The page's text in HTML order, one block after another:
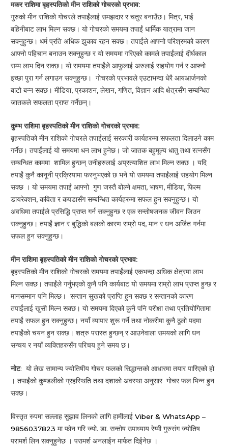
मकर राशिमा बृहस्पतिको मीन राशिको गोचरको प्रभाव:
गुरुको मीन राशिको गोचरले तपाईंलाई समझदार र चतुर बनाउँछ। मित्र, भाई
बहिनीबाट लाभ मिल्न सक्छ। यो गोचरको समयमा तपाईं धार्मिक यात्रामा जान
सक्नुहुन्छ। धर्म प्रति अधिक झुकाव रहन सक्छ। तपाईंले आफ्नो परिश्रमको कारण
आफ्नो पहिचान बनाउन सक्नुहुन्छ र यो समयमा गरिएको कामले तपाईंलाई दीर्घकाल
सम्म लाभ दिन सक्छ। यो समयमा तपाईंले आफुलाई अरुलाई सहयोग गर्न र आफ्नो
इच्छा पुरा गर्न लगाउन सक्नुहुन्छ। गोचरको प्रभावले एउटाभन्दा धेरै आयआर्जनको
बाटो बन्न सक्छ। मीडिया, प्रकाशन, लेखन, गणित, विज्ञान आदि क्षेत्रसँग सम्बन्धित
जातकले सफलता प्राप्त गर्नेछन्।
कुम्भ राशिमा बृहस्पतिको मीन राशिको गोचरको प्रभाव:
बृहस्पतिको मीन राशिको गोचरले तपाईंलाई सरकारी कार्यहरुमा सफलता दिलाउने काम
गर्नेछ। तपाईंलाई यो समयमा धन लाभ हुनेछ। जो जातक बहुमूल्य धातु तथा रत्नसँग
सम्बन्धित काममा शामिल हुन्छन् उनीहरुलाई अप्रत्याशित लाभ मिल्न सक्छ । यदि
तपाईं कुनै कानूनी प्रक्रियामा फस्नुभएको छ भने यो समयमा तपाईंलाई सहयोग मिल्न
सक्छ । यो समयमा तपाईं आफ्नो गुण जस्तै बोल्ने क्षमता, भाषण, मीडिया, फिल्म
डायरेक्शन, कविता र कपडासँग सम्बन्धित कार्यहरुमा सफल हुन सक्नुहुन्छ। यो
अवधिमा तपाईंले प्रसिद्धि प्राप्त गर्न सक्नुहुन्छ र एक सन्तोषजनक जीवन जिउन
सक्नुहुन्छ। तपाईं ज्ञान र बुद्धिको बलको कारण राम्रो पद, मान र धन अर्जित गर्नमा
सफल हुन सक्नुहुन्छ।
मीन राशिमा बृहस्पतिको मीन राशिको गोचरको प्रभाव:
बृहस्पतिको मीन राशिको गोचरको समयमा तपाईंलाई एकभन्दा अधिक क्षेत्रमा लाभ
मिल्न सक्छ। तपाईंले गर्नुभएको कुनै पनि कार्यबाट यो समयमा राम्रो लाभ प्राप्त हुन्छ र
मानसम्मान पनि मिल्छ। सन्तान सुखको प्राप्ति हुन सक्छ र सन्तानको कारण
तपाईंलाई खुसी मिल्न सक्छ। यो समयमा दिएको कुनै पनि परीक्षा तथा प्रतियोगितामा
तपाईं सफल हुन सक्नुहुन्छ। नयाँ व्यापार शुरू गर्ने तथा नोकरीमा कुनै ठूलो पदमा
तपाईंको चयन हुन सक्छ। शत्रु परास्त हुन्छन् र आउनेवाला समयको लागि धन
सन्चय र नयाँ व्यक्तिहरुसँग परिचय हुने समय छ।
नोट: यो लेख सामान्य ज्योतिषीय गोचर फलको सिद्धान्तको आधारमा तयार पारिएको हो
। तपाईंको कुण्डलीको ग्रहस्थिति तथा दशाको अवस्था अनुसार गोचर फल भिन्न हुन
सक्छ।
विस्तृत रुपमा सल्लाह सुझाव लिनको लागि हामीलाईViber & WhatsApp –
9856037823 मा फोन गरि ज्यो. डा. सन्तोष उपाध्याय रेग्मी गुरुसंग ज्योतिष
परामर्श लिन सक्नुहुनेछ । परामर्श अनलाईन मार्फत दिईनेछ ।